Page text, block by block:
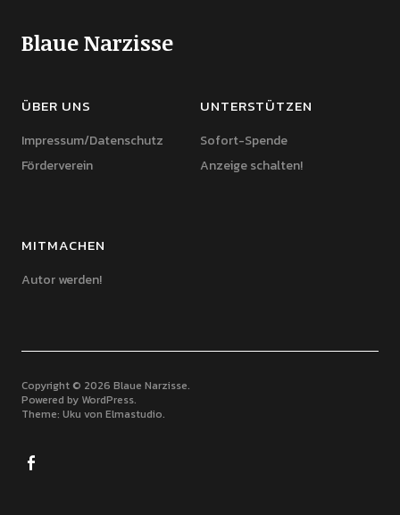
Blaue Narzisse
ÜBER UNS
Impressum/Datenschutz
Förderverein
UNTERSTÜTZEN
Sofort-Spende
Anzeige schalten!
MITMACHEN
Autor werden!
Copyright © 2026 Blaue Narzisse
Powered by WordPress
Theme: Uku von Elmastudio